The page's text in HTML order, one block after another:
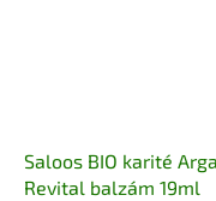
Saloos BIO karité
Revital balzám 19ml